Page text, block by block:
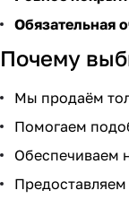
Обязательная
Почему
Мы продаём
Помогаем
Обеспечиваем